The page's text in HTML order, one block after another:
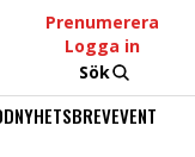
Prenumerera
Logga in
Sök
NYHETSBREVEVENT